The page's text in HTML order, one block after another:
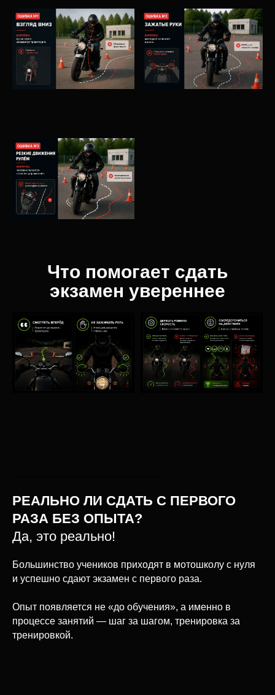
Что помогает сдать
экзамен увереннее
РЕАЛЬНО ЛИ СДАТЬ С ПЕРВОГО
РАЗА БЕЗ ОПЫТА?
Да, это реально!
Большинство учеников приходят в мотошколу с нуля
и успешно сдают экзамен с первого раза.
Опыт появляется не «до обучения», а именно в
процессе занятий — шаг за шагом, тренировка за
тренировкой.